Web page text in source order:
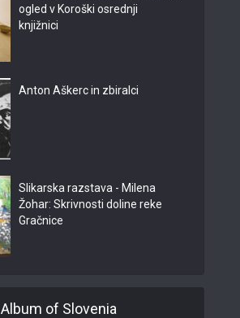
ogled v Koroški osrednji
knjižnici
Anton Aškerc in zbiralci
Slikarska razstava - Milena
Žohar: Skrivnosti doline reke
Gračnice
Album of Slovenia